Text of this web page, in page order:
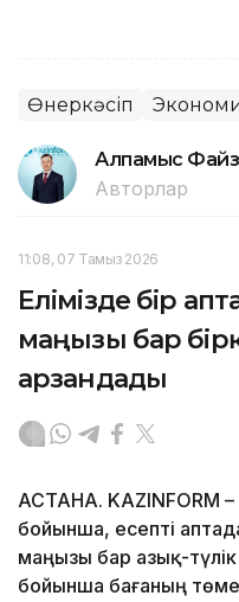
Өнеркәсіп
Алпамыс
Авторлар
11:08, 07 Тамыз 2026
Елімізде бір
маңызы бар
арзандады
АСТАНА. KAZINFORM
бойынша, есепті
маңызы бар азық-
бойынша бағаның